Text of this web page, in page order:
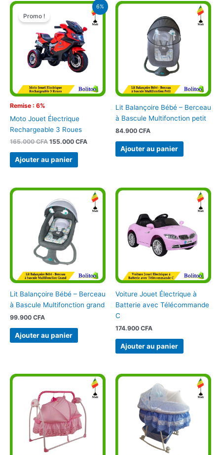
6%
Remise : 6%
Promo !
Moto Jouet Électrique
Rechargeable 3 Roues
165.000CFA
Le
était :
165.000 CFA.
155.000 CFA
Le
prix
actuel
est :
Ajouter au panier
Lit Balançoire Bébé – Berceau
à Bascule Multifonction petit
84.900 CFA
Ajouter au panier
Lit Balançoire Bébé – Berceau
à Bascule Multifonction grand
99.900 CFA
Ajouter au panier
Voiture Jouet Électrique à
Batterie avec Télécommande
C
174.900 CFA
Ajouter au panier